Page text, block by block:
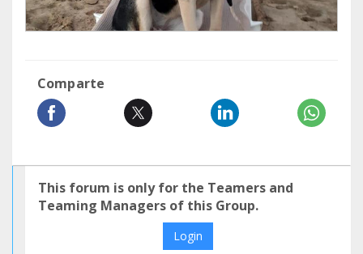
Comparte
This forum is only for the Teamers and
Teaming Managers of this Group.
Login